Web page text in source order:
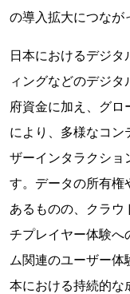
の導入拡大につなが
日本におけるデジ
ィングなどのデジ
府資金に加え、グ
により、多様なコン
ザーインタラクショ
す。データの所有権
あるものの、クラ
チプレイヤー体験へ
ム関連のユーザー
本における持続的な